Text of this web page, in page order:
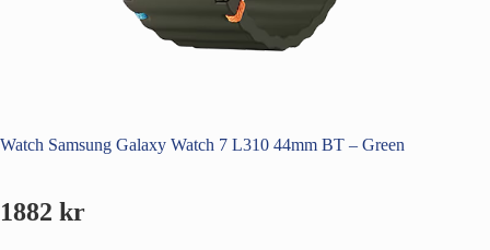
Watch Samsung Galaxy Watch 7 L310 44mm BT – Green
1882 kr